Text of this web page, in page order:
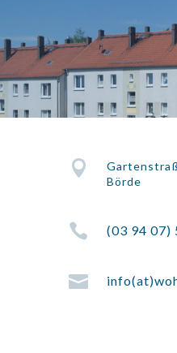

Börde
 (03 94 07)
